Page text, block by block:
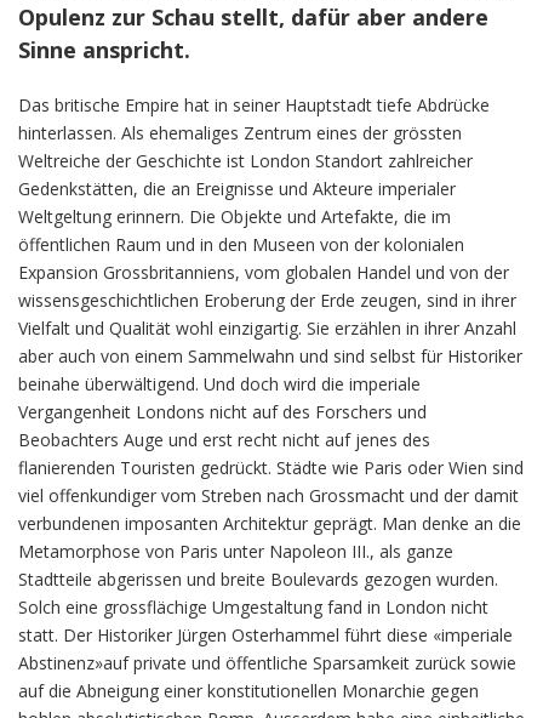
Opulenz zur Schau stellt, dafür aber andere
Sinne anspricht.
Das britische Empire hat in seiner Hauptstadt tiefe Abdrücke
hinterlassen. Als ehemaliges Zentrum eines der grössten
Weltreiche der Geschichte ist London Standort zahlreicher
Gedenkstätten, die an Ereignisse und Akteure imperialer
Weltgeltung erinnern. Die Objekte und Artefakte, die im
öffentlichen Raum und in den Museen von der kolonialen
Expansion Grossbritanniens, vom globalen Handel und von der
wissensgeschichtlichen Eroberung der Erde zeugen, sind in ihrer
Vielfalt und Qualität wohl einzigartig. Sie erzählen in ihrer Anzahl
aber auch von einem Sammelwahn und sind selbst für Historiker
beinahe überwältigend. Und doch wird die imperiale
Vergangenheit Londons nicht auf des Forschers und
Beobachters Auge und erst recht nicht auf jenes des
flanierenden Touristen gedrückt. Städte wie Paris oder Wien sind
viel offenkundiger vom Streben nach Grossmacht und der damit
verbundenen imposanten Architektur geprägt. Man denke an die
Metamorphose von Paris unter Napoleon III., als ganze
Stadtteile abgerissen und breite Boulevards gezogen wurden.
Solch eine grossflächige Umgestaltung fand in London nicht
statt. Der Historiker Jürgen Osterhammel führt diese «imperiale
Abstinenz»auf private und öffentliche Sparsamkeit zurück sowie
auf die Abneigung einer konstitutionellen Monarchie gegen